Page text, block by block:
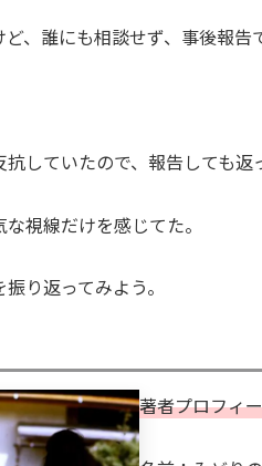
、誰にも相談せず、事後報告
していたので、報告しても返
視線だけを感じてた。
り返ってみよう。
著者プロフィ